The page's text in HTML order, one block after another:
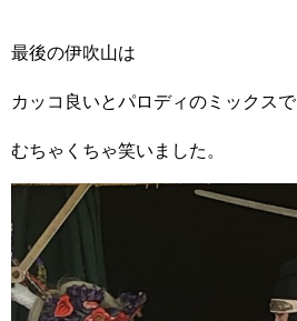
最後の伊吹山は
カッコ良いとパロディのミックスで
むちゃくちゃ笑いました。